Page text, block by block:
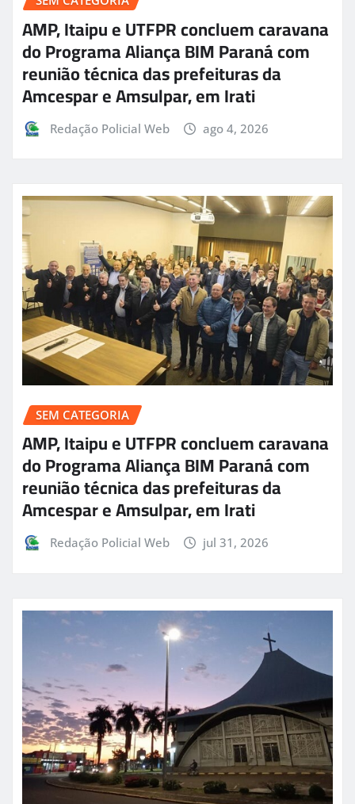
AMP, Itaipu e UTFPR concluem caravana
do Programa Aliança BIM Paraná com
reunião técnica das prefeituras da
Amcespar e Amsulpar, em Irati
Redação Policial Web ago 4, 2026
SEM CATEGORIA
AMP, Itaipu e UTFPR concluem caravana
do Programa Aliança BIM Paraná com
reunião técnica das prefeituras da
Amcespar e Amsulpar, em Irati
Redação Policial Web jul 31, 2026